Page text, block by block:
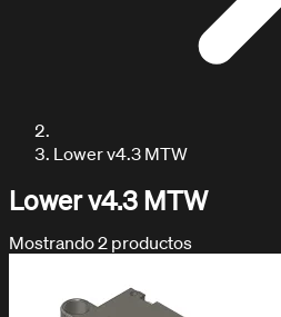
Lower v4.3 MTW
Lower v4.3 MTW
Mostrando2productos